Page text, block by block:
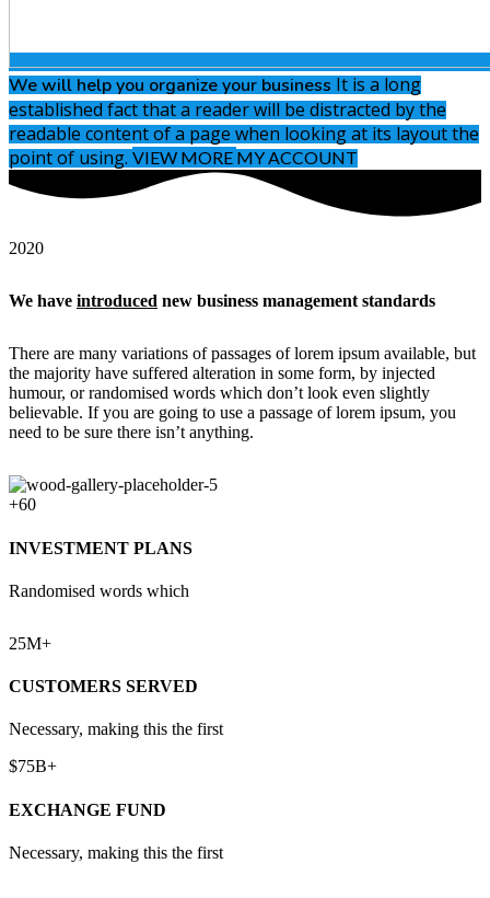
We will help you organize your business It is a long
established fact that a reader will be distracted by the
readable content of a page when looking at its layout the
point of using. VIEW MORE MY ACCOUNT
2020
We have introduced new business management standards
There are many variations of passages of lorem ipsum available, but
the majority have suffered alteration in some form, by injected
humour, or randomised words which don’t look even slightly
believable. If you are going to use a passage of lorem ipsum, you
need to be sure there isn’t anything.
+60
INVESTMENT PLANS
Randomised words which
25M+
CUSTOMERS SERVED
Necessary, making this the first
$75B+
EXCHANGE FUND
Necessary, making this the first